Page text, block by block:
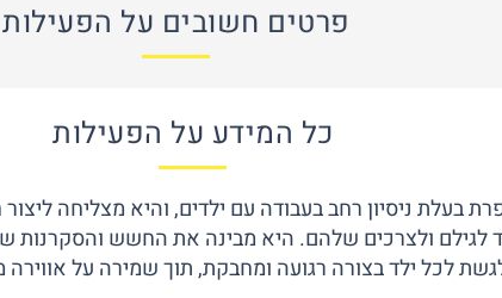
פרטים חשובים על הפעילות
כל המידע על הפעילות
בעלת ניסיון רחב בעבודה עם ילדים, והיא מצליחה ליצור
לגילם ולצרכים שלהם. היא מבינה את החשש והסקרנות של
לכל ילד בצורה רגועה ומחבקת, תוך שמירה על אווירה